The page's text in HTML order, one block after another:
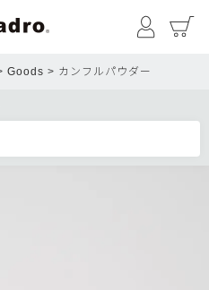
マイペ
Goods カンフルパウダー